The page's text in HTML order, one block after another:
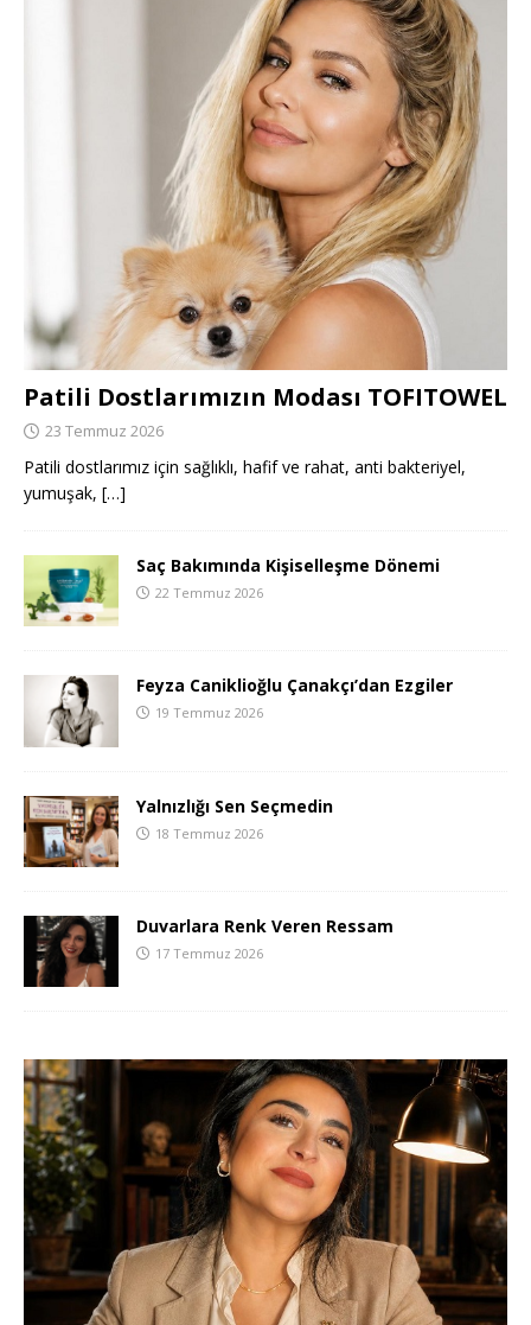
Patili Dostlarımızın Modası TOFITOWEL
23 Temmuz 2026
Patili dostlarımız için sağlıklı, hafif ve rahat, anti bakteriyel,
yumuşak, […]
Saç Bakımında Kişiselleşme Dönemi
22 Temmuz 2026
Feyza Caniklioğlu Çanakçı’dan Ezgiler
19 Temmuz 2026
Yalnızlığı Sen Seçmedin
18 Temmuz 2026
Duvarlara Renk Veren Ressam
17 Temmuz 2026